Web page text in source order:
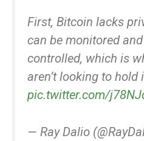
First, Bitcoin lacks
can be monitored
controlled, which is
aren’t looking to hold
pic.twitter.com/
— Ray Dalio